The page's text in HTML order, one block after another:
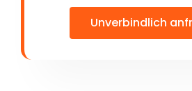
Unverbindlich